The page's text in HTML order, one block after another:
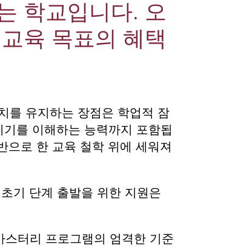
학교입니다. 오
육 목표의 혜택
를 유지하는 장점은 학업적 잠
를 이해하는 능력까지 포함됩
으로 한 교육 철학 위에 세워져
기 단계 출발을 위한 지원은
터리 프로그램의 엄격한 기준